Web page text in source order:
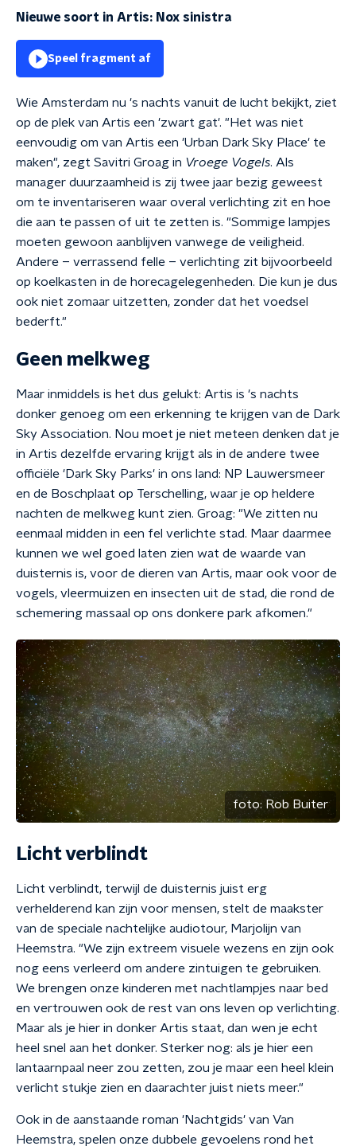
Nieuwe soort in Artis: Nox sinistra
Speel fragment af
Wie Amsterdam nu 's nachts vanuit de lucht bekijkt, ziet
op de plek van Artis een 'zwart gat'. "Het was niet
eenvoudig om van Artis een 'Urban Dark Sky Place' te
maken", zegt Savitri Groag in Vroege Vogels. Als
manager duurzaamheid is zij twee jaar bezig geweest
om te inventariseren waar overal verlichting zit en hoe
die aan te passen of uit te zetten is. "Sommige lampjes
moeten gewoon aanblijven vanwege de veiligheid.
Andere – verrassend felle – verlichting zit bijvoorbeeld
op koelkasten in de horecagelegenheden. Die kun je dus
ook niet zomaar uitzetten, zonder dat het voedsel
bederft."
Geen melkweg
Maar inmiddels is het dus gelukt: Artis is 's nachts
donker genoeg om een erkenning te krijgen van de Dark
Sky Association. Nou moet je niet meteen denken dat je
in Artis dezelfde ervaring krijgt als in de andere twee
officiële 'Dark Sky Parks' in ons land: NP Lauwersmeer
en de Boschplaat op Terschelling, waar je op heldere
nachten de melkweg kunt zien. Groag: "We zitten nu
eenmaal midden in een fel verlichte stad. Maar daarmee
kunnen we wel goed laten zien wat de waarde van
duisternis is, voor de dieren van Artis, maar ook voor de
vogels, vleermuizen en insecten uit de stad, die rond de
schemering massaal op ons donkere park afkomen."
foto: Rob Buiter
Licht verblindt
Licht verblindt, terwijl de duisternis juist erg
verhelderend kan zijn voor mensen, stelt de maakster
van de speciale nachtelijke audiotour, Marjolijn van
Heemstra. "We zijn extreem visuele wezens en zijn ook
nog eens verleerd om andere zintuigen te gebruiken.
We brengen onze kinderen met nachtlampjes naar bed
en vertrouwen ook de rest van ons leven op verlichting.
Maar als je hier in donker Artis staat, dan wen je echt
heel snel aan het donker. Sterker nog: als je hier een
lantaarnpaal neer zou zetten, zou je maar een heel klein
verlicht stukje zien en daarachter juist niets meer."
Ook in de aanstaande roman 'Nachtgids' van Van
Heemstra, spelen onze dubbele gevoelens rond het